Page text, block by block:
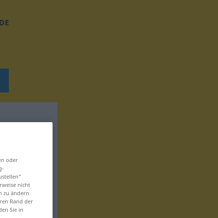
DE
oder
nicht
zu ändern
Rand der
Sie in